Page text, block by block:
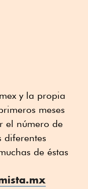
y la propia
meses
el número de
diferentes
de éstas